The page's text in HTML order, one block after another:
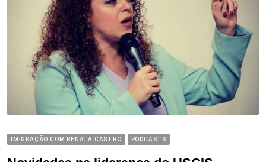
IMIGRAÇÃO COM RENATA CASTRO PODCASTS